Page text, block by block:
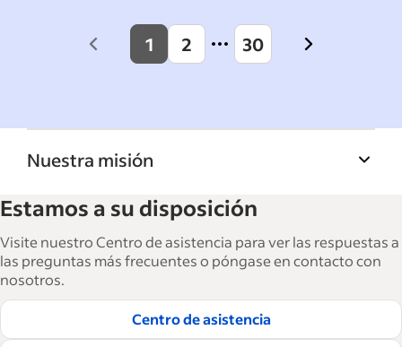
Previous
1 2 30
Next
Nuestra misión
Indeed ayuda a las empresas a hacer crecer y
gestionar su fuerza laboral. Con más de
15,000 artículos en 6 idiomas, ofrecemos
consejos tácticos, procedimientos y mejores
prácticas para ayudar a las empresas a
contratar y retener a los mejores empleados.
Estamos a su disposición
Visite nuestro Centro de asistencia para ver las respuestas a
las preguntas más frecuentes o póngase en contacto con
nosotros.
Centro de asistencia